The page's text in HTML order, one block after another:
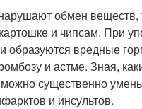
обмен
и чипсам. При
вредные
и астме. Зная,
существенно
и инсультов.